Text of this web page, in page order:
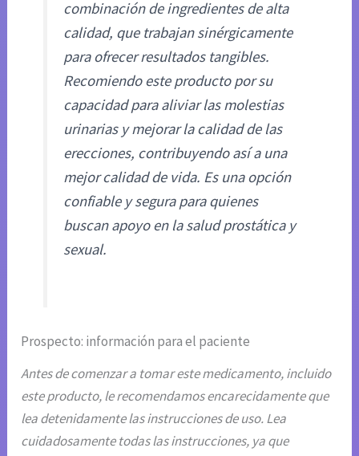
combinación de ingredientes de alta
calidad, que trabajan sinérgicamente
para ofrecer resultados tangibles.
Recomiendo este producto por su
capacidad para aliviar las molestias
urinarias y mejorar la calidad de las
erecciones, contribuyendo así a una
mejor calidad de vida. Es una opción
confiable y segura para quienes
buscan apoyo en la salud prostática y
sexual.
Prospecto: información para el paciente
Antes de comenzar a tomar este medicamento, incluido
este producto, le recomendamos encarecidamente que
lea detenidamente las instrucciones de uso. Lea
cuidadosamente todas las instrucciones, ya que